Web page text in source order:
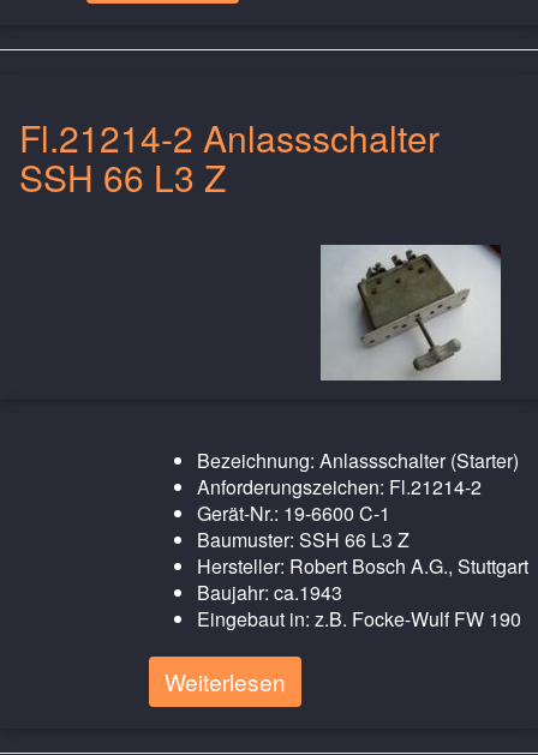
Fl.21214-2 Anlassschalter
SSH 66 L3 Z
Bezeichnung: Anlassschalter (Starter)
Anforderungszeichen: Fl.21214-2
Gerät-Nr.: 19-6600 C-1
Baumuster: SSH 66 L3 Z
Hersteller: Robert Bosch A.G., Stuttgart
Baujahr: ca.1943
Eingebaut in: z.B. Focke-Wulf FW 190
Weiterlesen